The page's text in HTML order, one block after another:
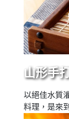
山形手
以絕佳水質
料理，是來